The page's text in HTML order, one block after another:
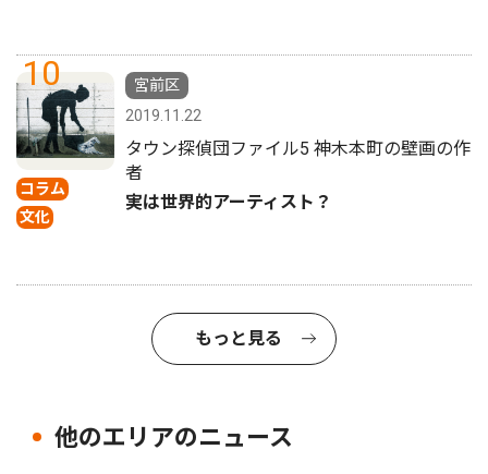
10
コラム
文化
宮前区
2019.11.22
タウン探偵団ファイル5 神木本町の壁画の作
者
実は世界的アーティスト？
もっと見る
他のエリアのニュース